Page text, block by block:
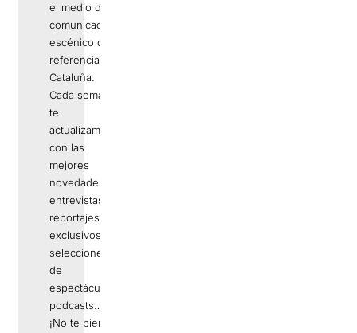
el medio de
comunicación
escénico de
referencia en
Cataluña.
Cada semana
te
actualizamos
con las
mejores
novedades,
entrevistas,
reportajes
exclusivos,
selecciones
de
espectáculos,
podcasts…
¡No te pierdas